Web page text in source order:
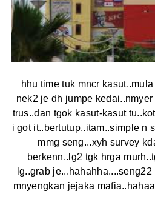
hhu time tuk mncr
nek2 je dh jumpe
trus..dan tgok kasut-kasut
i got it..bertutup..itam..simple n
mmg seng...xyh survey
berkenn..lg2 tgk hrga
lg..grab
mnyengkan jejaka